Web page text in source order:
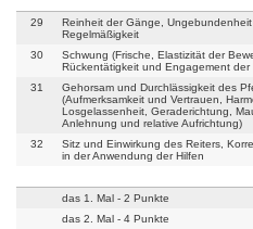
29
Reinheit der Gänge,
Regelmäßigkeit
30
Schwung (Frische, Elastizität der
Rückentätigkeit und Engagement der
31
Gehorsam und Durchlässigkeit des
(Aufmerksamkeit und Vertrauen,
Losgelassenheit, Geraderichtung,
Anlehnung und relative Aufrichtung)
32
Sitz und Einwirkung des Reiters,
in der Anwendung der Hilfen
das 1. Mal - 2 Punkte
das 2. Mal - 4 Punkte